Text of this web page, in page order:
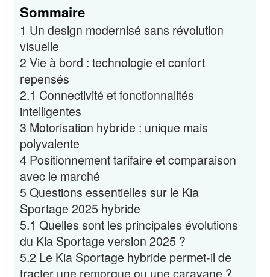
Sommaire
1 Un design modernisé sans révolution
visuelle
2 Vie à bord : technologie et confort
repensés
2.1 Connectivité et fonctionnalités
intelligentes
3 Motorisation hybride : unique mais
polyvalente
4 Positionnement tarifaire et comparaison
avec le marché
5 Questions essentielles sur le Kia
Sportage 2025 hybride
5.1 Quelles sont les principales évolutions
du Kia Sportage version 2025 ?
5.2 Le Kia Sportage hybride permet-il de
tracter une remorque ou une caravane ?